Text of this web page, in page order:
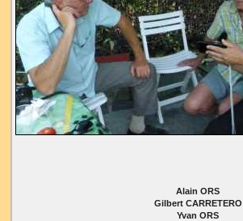
Alain ORS
Gilbert CARRETERO
Yvan ORS